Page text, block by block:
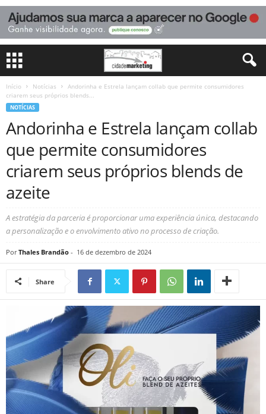
Início Notícias
Andorinha e Estrela lançam collab que permite consumidores
criarem seus próprios blends...
NOTÍCIAS
Andorinha e Estrela lançam collab
que permite consumidores
criarem seus próprios blends de
azeite
A estratégia da parceria é proporcionar uma experiência única, destacando
a personalização e o envolvimento ativo no processo de criação.
Por Thales Brandão - 16 de dezembro de 2024
Share